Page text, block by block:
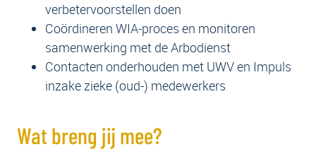
verbetervoorstellen doen
Coördineren WIA-proces en monitoren
samenwerking met de Arbodienst
Contacten onderhouden met UWV en Impuls
inzake zieke (oud-) medewerkers
Wat breng jij mee?